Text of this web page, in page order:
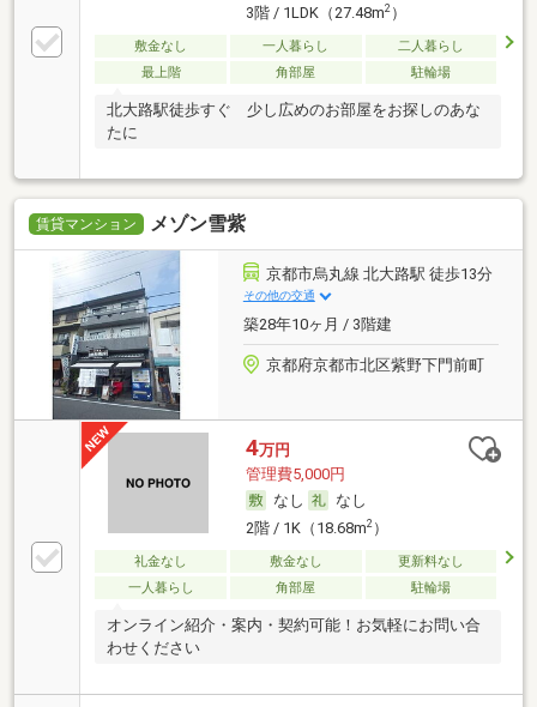
3階 / 1LDK（27.48m2）
敷金なし 一人暮らし
二人暮らし
最上階
角部屋 駐輪場
北大路駅徒歩すぐ 少し広めのお部屋をお探しのあな
たに
賃貸マンション メゾン雪紫
京都市烏丸線 北大路駅 徒歩13分
その他の交通
築28年10ヶ月 / 3階建
京都府京都市北区紫野下門前町
4万円
管理費5,000円
なし
なし
2階 / 1K（18.68m2）
礼金なし 敷金なし
更新料なし
一人暮らし
角部屋 駐輪場
オンライン紹介・案内・契約可能！お気軽にお問い合
わせください